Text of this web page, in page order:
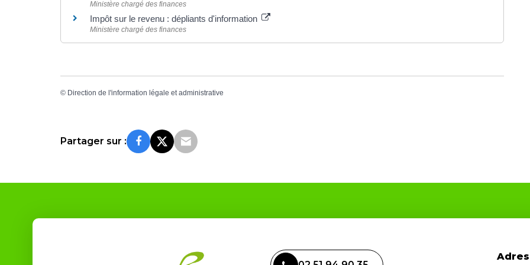
Ministère chargé des finances
Impôt sur le revenu : dépliants d'information
Ministère chargé des finances
© Direction de l'information légale et administrative
Partager sur :